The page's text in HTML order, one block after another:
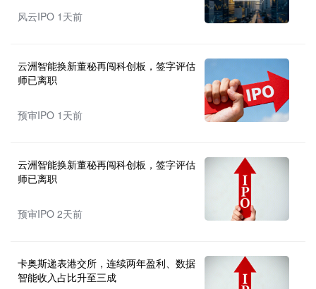
风云IPO 1天前
云洲智能换新董秘再闯科创板，签字评估
师已离职
预审IPO 1天前
云洲智能换新董秘再闯科创板，签字评估
师已离职
预审IPO 2天前
卡奥斯递表港交所，连续两年盈利、数据
智能收入占比升至三成